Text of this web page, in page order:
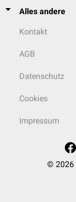
Alles andere
Kontakt
AGB
Datenschutz
Cookies
Impressum
© 2026